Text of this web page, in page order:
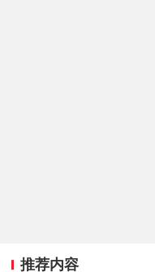
推荐内容